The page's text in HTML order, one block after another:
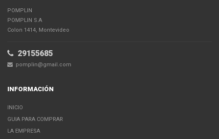
POMPLIN
POMPLIN S.A
Colon 1414, Montevideo
29155685
pomplin@gmail.com
INFORMACIÓN
INICIO
GUIA PARA COMPRAR
LA EMPRESA